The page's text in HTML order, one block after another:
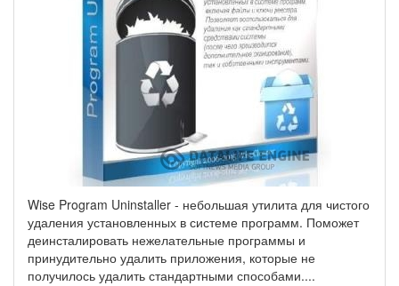
Wise Program Uninstaller - небольшая утилита для чистого
удаления установленных в системе программ. Поможет
деинсталировать нежелательные программы и
принудительно удалить приложения, которые не
получилось удалить стандартными способами....